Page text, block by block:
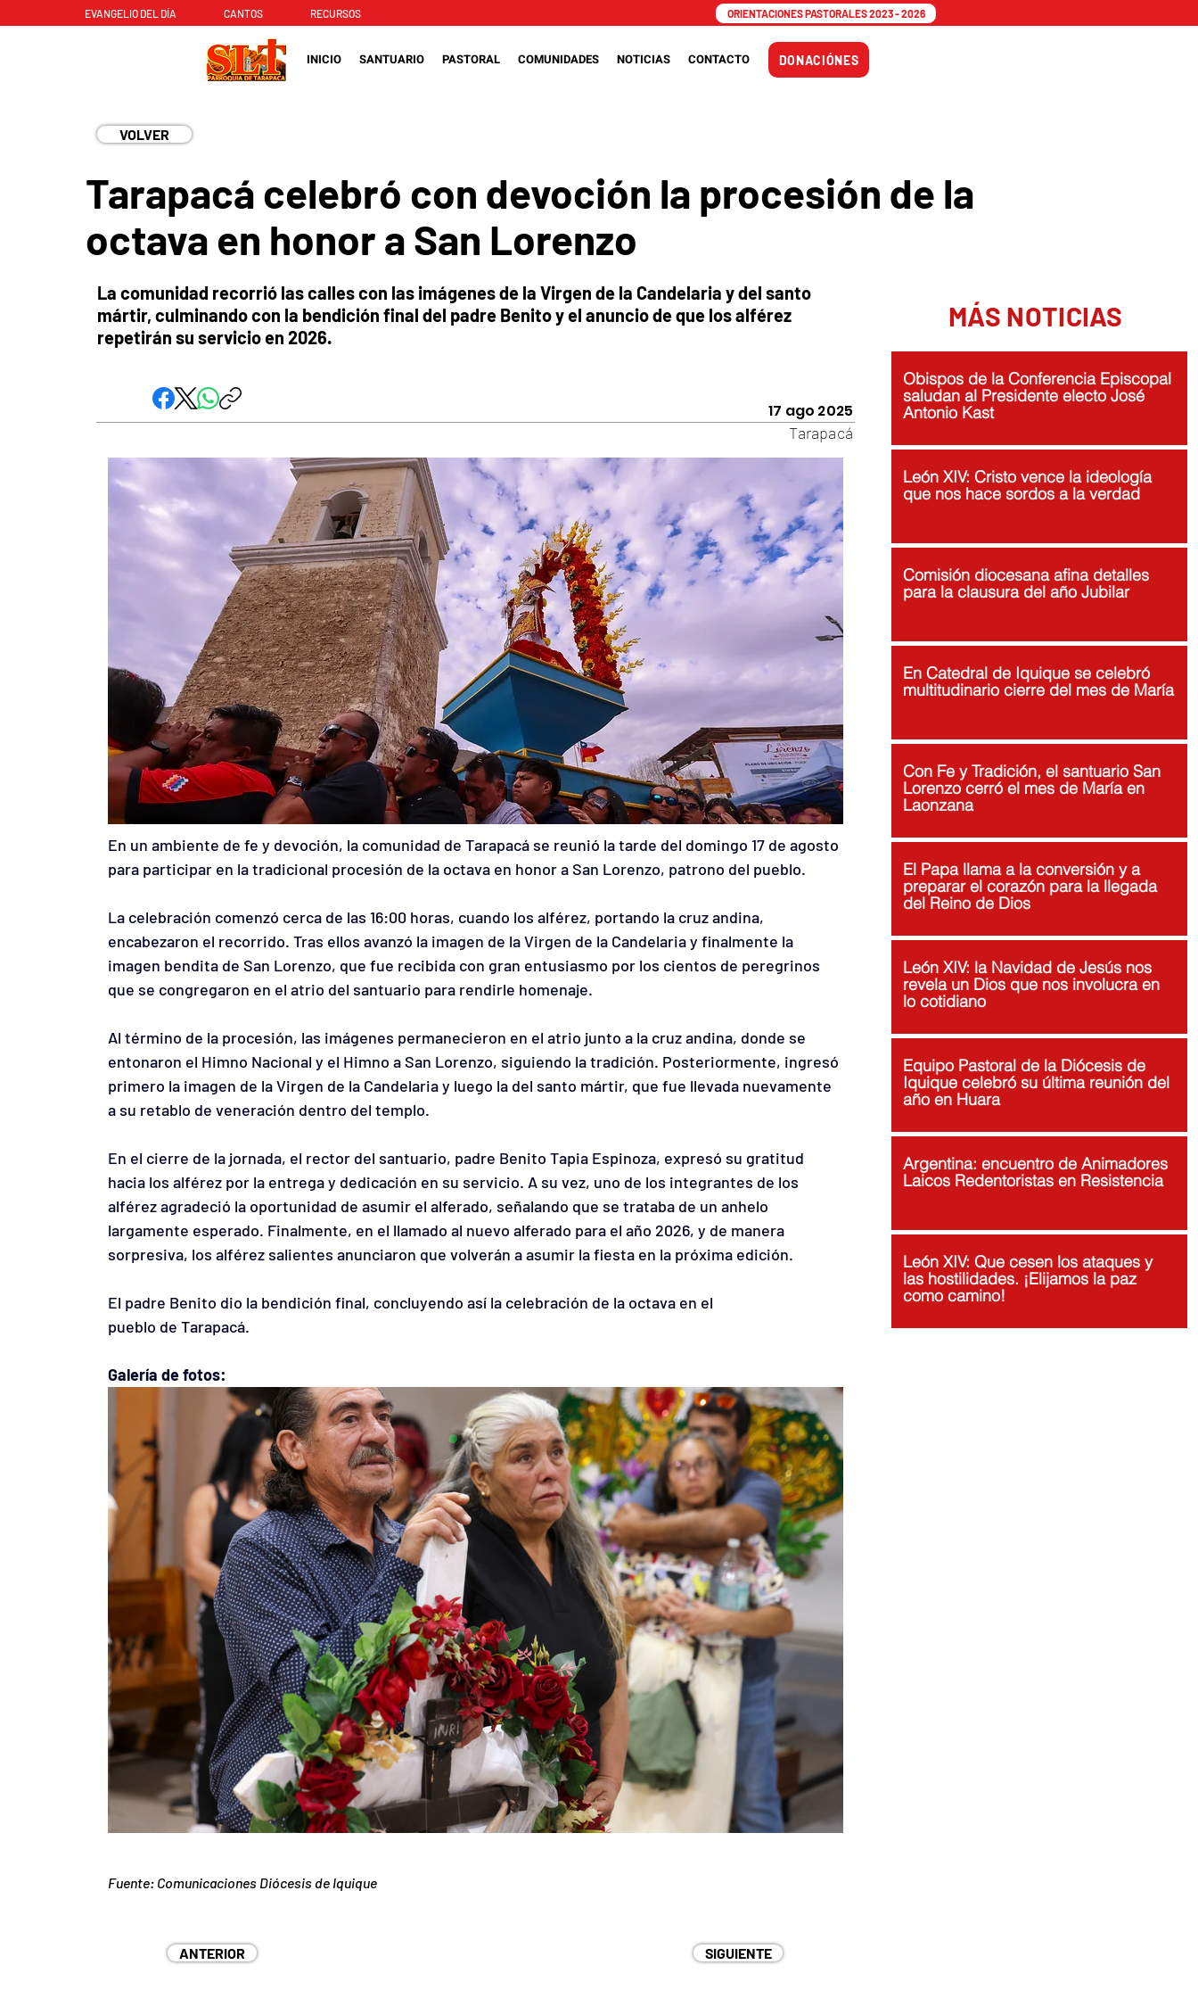
EVANGELIO DEL DÍA CANTOS RECURSOS ORIENTACIONES PASTORALES 2023 - 2026
INICIO SANTUARIO PASTORAL COMUNIDADES NOTICIAS CONTACTO DONACIÓNES
VOLVER
Tarapacá celebró con devoción la procesión de la
octava en honor a San Lorenzo
La comunidad recorrió las calles con las imágenes de la Virgen de la Candelaria y del santo
mártir, culminando con la bendición final del padre Benito y el anuncio de que los alférez
repetirán su servicio en 2026.
17 ago 2025
Tarapacá
En un ambiente de fe y devoción, la comunidad de Tarapacá se reunió la tarde del domingo 17 de agosto
para participar en la tradicional procesión de la octava en honor a San Lorenzo, patrono del pueblo.
La celebración comenzó cerca de las 16:00 horas, cuando los alférez, portando la cruz andina,
encabezaron el recorrido. Tras ellos avanzó la imagen de la Virgen de la Candelaria y finalmente la
imagen bendita de San Lorenzo, que fue recibida con gran entusiasmo por los cientos de peregrinos
que se congregaron en el atrio del santuario para rendirle homenaje.
Al término de la procesión, las imágenes permanecieron en el atrio junto a la cruz andina, donde se
entonaron el Himno Nacional y el Himno a San Lorenzo, siguiendo la tradición. Posteriormente, ingresó
primero la imagen de la Virgen de la Candelaria y luego la del santo mártir, que fue llevada nuevamente
a su retablo de veneración dentro del templo.
En el cierre de la jornada, el rector del santuario, padre Benito Tapia Espinoza, expresó su gratitud
hacia los alférez por la entrega y dedicación en su servicio. A su vez, uno de los integrantes de los
alférez agradeció la oportunidad de asumir el alferado, señalando que se trataba de un anhelo
largamente esperado. Finalmente, en el llamado al nuevo alferado para el año 2026, y de manera
sorpresiva, los alférez salientes anunciaron que volverán a asumir la fiesta en la próxima edición.
El padre Benito dio la bendición final, concluyendo así la celebración de la octava en el
pueblo de Tarapacá.
Galería de fotos:
Fuente: Comunicaciones Diócesis de Iquique
ANTERIOR SIGUIENTE
MÁS NOTICIAS
Obispos de la Conferencia Episcopal
saludan al Presidente electo José
Antonio Kast
León XIV: Cristo vence la ideología
que nos hace sordos a la verdad
Comisión diocesana afina detalles
para la clausura del año Jubilar
En Catedral de Iquique se celebró
multitudinario cierre del mes de María
Con Fe y Tradición, el santuario San
Lorenzo cerró el mes de María en
Laonzana
El Papa llama a la conversión y a
preparar el corazón para la llegada
del Reino de Dios
León XIV: la Navidad de Jesús nos
revela un Dios que nos involucra en
lo cotidiano
Equipo Pastoral de la Diócesis de
Iquique celebró su última reunión del
año en Huara
Argentina: encuentro de Animadores
Laicos Redentoristas en Resistencia
León XIV: Que cesen los ataques y
las hostilidades. ¡Elijamos la paz
como camino!